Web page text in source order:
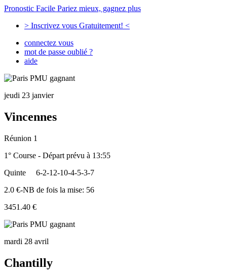
Pronostic Facile Pariez mieux, gagnez plus
> Inscrivez vous Gratuitement! <
connectez vous
mot de passe oublié ?
aide
jeudi 23 janvier
Vincennes
Réunion 1
1° Course - Départ prévu à 13:55
Quinte
6-2-12-10-4-5-3-7
2.0 €-NB de fois la mise: 56
3451.40 €
mardi 28 avril
Chantilly